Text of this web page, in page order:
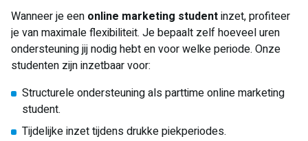
Wanneer je een online marketing studentinzet, profiteer
je van maximale flexibiliteit. Je bepaalt zelf hoeveel uren
ondersteuning jij nodig hebt en voor welke periode. Onze
studenten zijn inzetbaar voor:
Structurele ondersteuning als parttime online marketing
student.
Tijdelijke inzet tijdens drukke piekperiodes.